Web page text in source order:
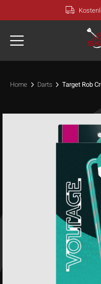
Inhalt
Home Darts Target Rob